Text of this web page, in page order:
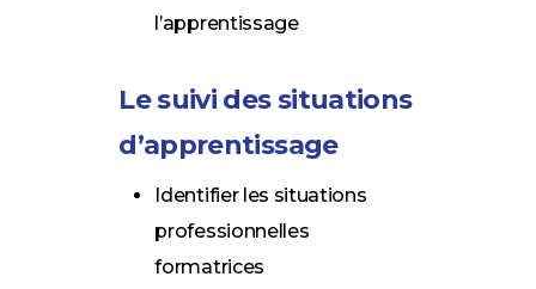
l’apprentissage
Le suivi des situations
d’apprentissage
Identifier les situations
professionnelles
formatrices